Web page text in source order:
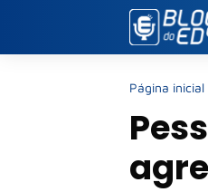
Página inicial